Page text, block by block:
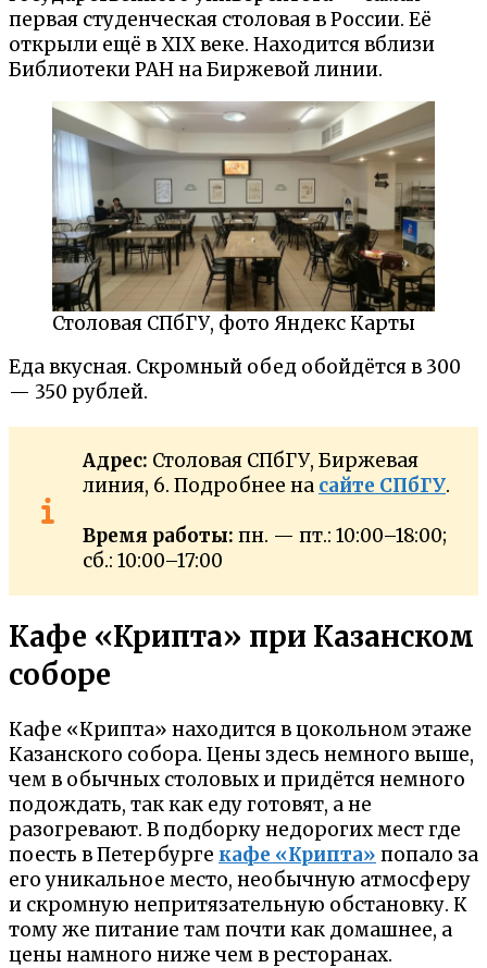
первая студенческая столовая в России. Её
открыли ещё в XIX веке. Находится вблизи
Библиотеки РАН на Биржевой линии.
Столовая СПбГУ, фото Яндекс Карты
Еда вкусная. Скромный обед обойдётся в 300
— 350 рублей.
Адрес: Столовая СПбГУ, Биржевая
линия, 6. Подробнее на сайте СПбГУ.
Время работы: пн. — пт.: 10:00–18:00;
сб.: 10:00–17:00
Кафе «Крипта» при Казанском
соборе
Кафе «Крипта» находится в цокольном этаже
Казанского собора. Цены здесь немного выше,
чем в обычных столовых и придётся немного
подождать, так как еду готовят, а не
разогревают. В подборку недорогих мест где
поесть в Петербурге кафе «Крипта» попало за
его уникальное место, необычную атмосферу
и скромную непритязательную обстановку. К
тому же питание там почти как домашнее, а
цены намного ниже чем в ресторанах.